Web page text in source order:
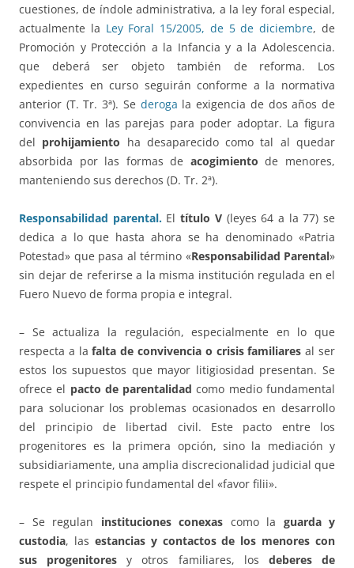
cuestiones, de índole administrativa, a la ley foral especial,
actualmente la Ley Foral 15/2005, de 5 de diciembre, de
Promoción y Protección a la Infancia y a la Adolescencia.
que deberá ser objeto también de reforma. Los
expedientes en curso seguirán conforme a la normativa
anterior (T. Tr. 3ª). Se deroga la exigencia de dos años de
convivencia en las parejas para poder adoptar. La figura
del prohijamiento ha desaparecido como tal al quedar
absorbida por las formas de acogimiento de menores,
manteniendo sus derechos (D. Tr. 2ª).
Responsabilidad parental.Eltítulo V (leyes 64 a la 77) se
dedica a lo que hasta ahora se ha denominado «Patria
Potestad» que pasa al término «Responsabilidad Parental»
sin dejar de referirse a la misma institución regulada en el
Fuero Nuevo de forma propia e integral.
– Se actualiza la regulación, especialmente en lo que
respecta a lafalta de convivencia o crisis familiares al ser
estos los supuestos que mayor litigiosidad presentan. Se
ofrece el pacto de parentalidad como medio fundamental
para solucionar los problemas ocasionados en desarrollo
del principio de libertad civil. Este pacto entre los
progenitores es la primera opción, sino la mediación y
subsidiariamente, una amplia discrecionalidad judicial que
respete el principio fundamental del «favor filii».
– Se regulan instituciones conexas como la guarda y
custodia, las estancias y contactos de los menores con
sus progenitores y otros familiares, los deberes de